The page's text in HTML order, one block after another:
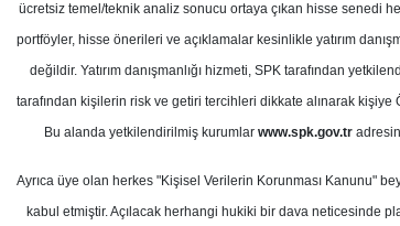
Raporlar KuveytTürk Yatırım Rapor Detay
Fiyat (Kuveyt Türk)
09 Şubat 2026
ücretsiz temel/teknik analiz sonucu ortaya çıkan hisse senedi
portföyler, hisse önerileri ve açıklamalar kesinlikle yatırım
değildir. Yatırım danışmanlığı hizmeti, SPK tarafından
tarafından kişilerin risk ve getiri tercihleri dikkate alınarak kişiye
Bu alanda yetkilendirilmiş kurumlar www.spk.gov.tr
Ayrıca üye olan herkes "Kişisel Verilerin Korunması Kanunu"
kabul etmiştir. Açılacak herhangi hukiki bir dava neticesinde